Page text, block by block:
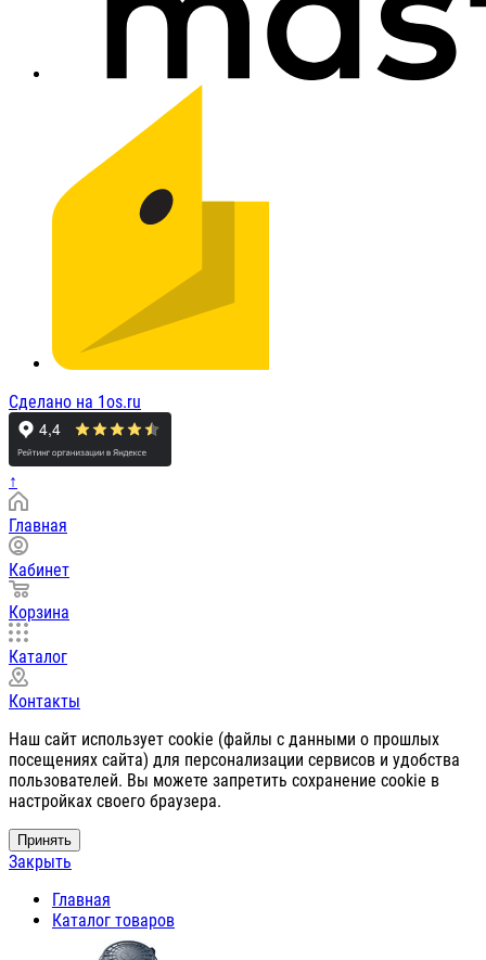
Сделано на 1os.ru
↑
Главная
Кабинет
Корзина
Каталог
Контакты
Наш сайт использует cookie (файлы с данными о прошлых
посещениях сайта) для персонализации сервисов и удобства
пользователей. Вы можете запретить сохранение cookie в
настройках своего браузера.
Принять
Закрыть
Главная
Каталог товаров